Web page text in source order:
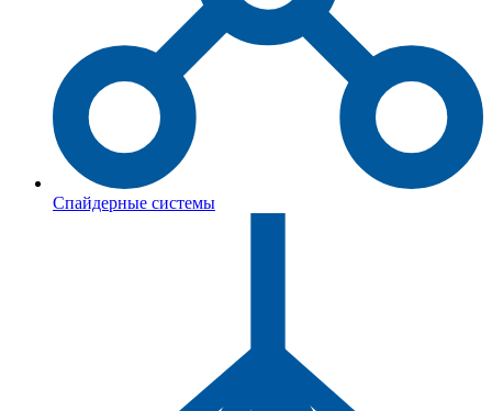
Спайдерные системы